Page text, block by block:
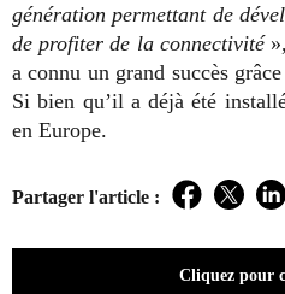
génération permettant de
de profiter de la connectivité
a connu un grand succès
Si bien qu’il a déjà été
en Europe.
Partager l'article : Facebook
Twitter
Cliquez pour